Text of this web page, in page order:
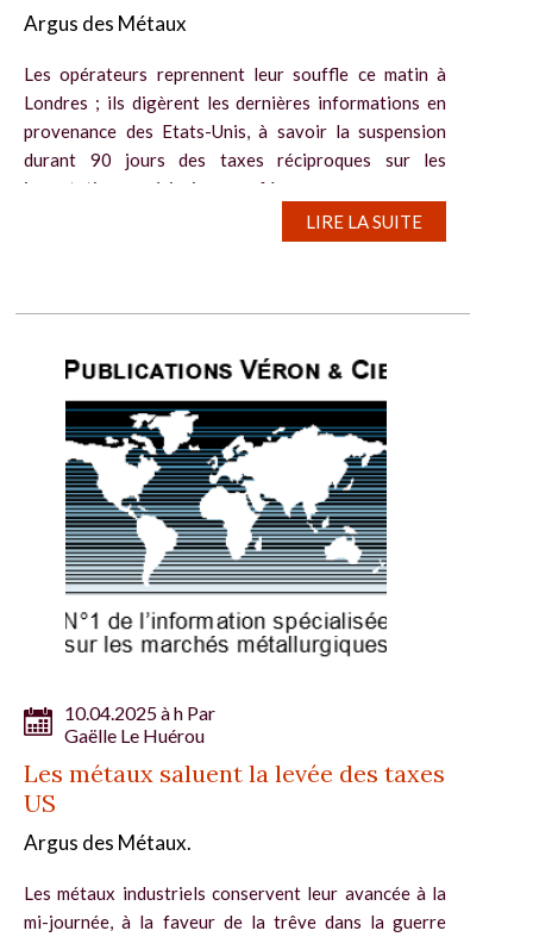
Argus des Métaux
Les opérateurs reprennent leur souffle ce matin à
Londres ; ils digèrent les dernières informations en
provenance des Etats-Unis, à savoir la suspension
durant 90 jours des taxes réciproques sur les
importations américaines, sauf à...
LIRE LA SUITE
10.04.2025 à h Par
Gaëlle Le Huérou
Les métaux saluent la levée des taxes
US
Argus des Métaux.
Les métaux industriels conservent leur avancée à la
mi-journée, à la faveur de la trêve dans la guerre